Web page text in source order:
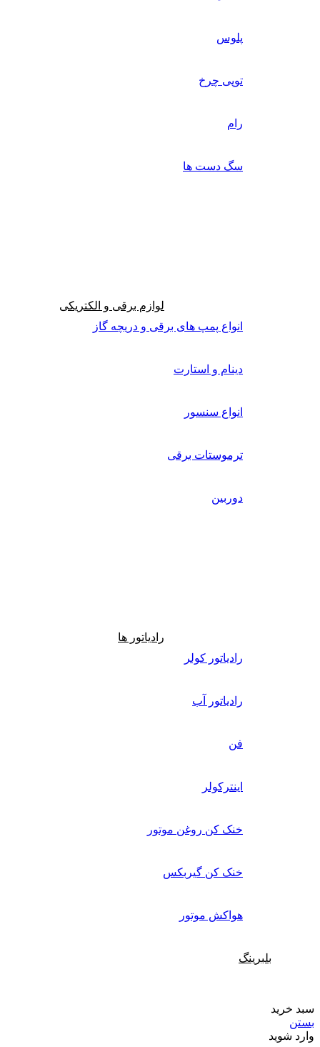
پلوس
توپی چرخ
رام
سگ دست ها
لوازم برقی و الکتریکی
انواع پمپ های برقی و دریچه گاز
دینام و استارت
انواع سنسور
ترموستات برقی
دوربین
رادیاتور ها
رادیاتور کولر
رادیاتور آب
فن
اینترکولر
خنک کن روغن موتور
خنک کن گیربکس
هواکش موتور
بلبرینگ
سبد خرید
بستن
وارد شوید